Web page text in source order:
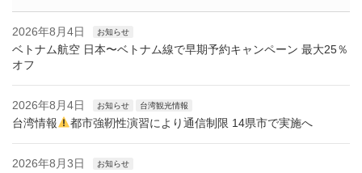
2026年8月4日 お知らせ
ベトナム航空 日本〜ベトナム線で早期予約キャンペーン 最大25％
オフ
2026年8月4日 お知らせ 台湾観光情報
台湾情報 都市強靭性演習により通信制限 14県市で実施へ
2026年8月3日 お知らせ